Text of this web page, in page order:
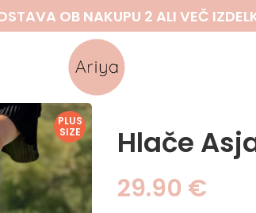
OB NAKUPU 2 ALI VEČ
PLUS
SIZE
Hlače
29.90 €